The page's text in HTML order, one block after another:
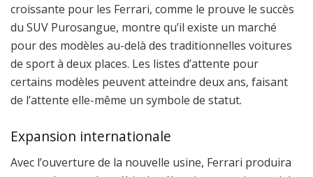
croissante pour les Ferrari, comme le prouve le succès
du SUV Purosangue, montre qu’il existe un marché
pour des modèles au-delà des traditionnelles voitures
de sport à deux places. Les listes d’attente pour
certains modèles peuvent atteindre deux ans, faisant
de l’attente elle-même un symbole de statut.
Expansion internationale
Avec l’ouverture de la nouvelle usine, Ferrari produira